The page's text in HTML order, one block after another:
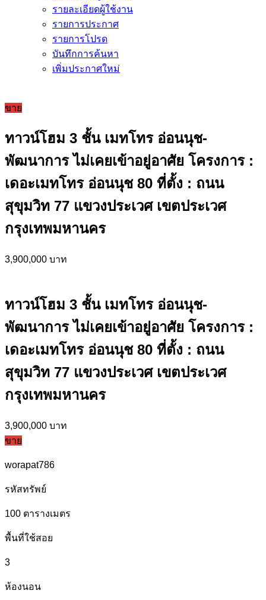
รายละเอียดผู้ใช้งาน
รายการประกาศ
รายการโปรด
บันทึกการค้นหา
เพิ่มประกาศใหม่
ขาย
ทาวน์โฮม 3 ชั้น เมทโทร อ่อนนุช-
พัฒนาการ ไม่เคยเข้าอยู่อาศัย โครงการ :
เดอะเมทโทร อ่อนนุช 80 ที่ตั้ง : ถนน
สุขุมวิท 77 แขวงประเวศ เขตประเวศ
กรุงเทพมหานคร
3,900,000 บาท
ทาวน์โฮม 3 ชั้น เมทโทร อ่อนนุช-
พัฒนาการ ไม่เคยเข้าอยู่อาศัย โครงการ :
เดอะเมทโทร อ่อนนุช 80 ที่ตั้ง : ถนน
สุขุมวิท 77 แขวงประเวศ เขตประเวศ
กรุงเทพมหานคร
3,900,000 บาท
ขาย
worapat786
รหัสทรัพย์
100 ตารางเมตร
พื้นที่ใช้สอย
3
ห้องนอน